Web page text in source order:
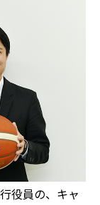
役員の、 キャ